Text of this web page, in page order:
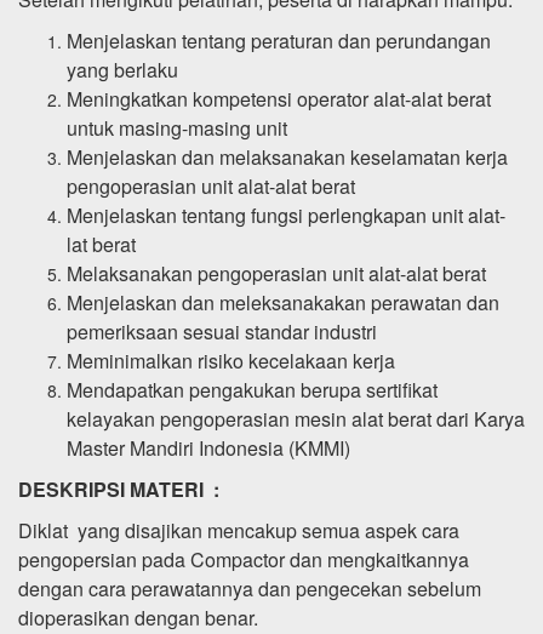
Menjelaskan tentang peraturan dan perundangan
yang berlaku
Meningkatkan kompetensi operator alat-alat berat
untuk masing-masing unit
Menjelaskan dan melaksanakan keselamatan kerja
pengoperasian unit alat-alat berat
Menjelaskan tentang fungsi perlengkapan unit alat-
lat berat
Melaksanakan pengoperasian unit alat-alat berat
Menjelaskan dan meleksanakakan perawatan dan
pemeriksaan sesuai standar industri
Meminimalkan risiko kecelakaan kerja
Mendapatkan pengakukan berupa sertifikat
kelayakan pengoperasian mesin alat berat dari Karya
Master Mandiri Indonesia (KMMI)
DESKRIPSI MATERI :
Diklat yang disajikan mencakup semua aspek cara
pengopersian pada Compactor dan mengkaitkannya
dengan cara perawatannya dan pengecekan sebelum
dioperasikan dengan benar.